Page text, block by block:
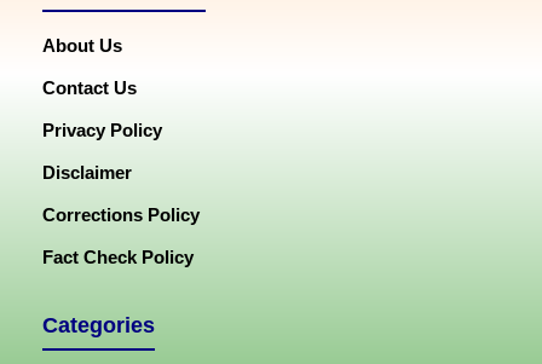
About Us
Contact Us
Privacy Policy
Disclaimer
Corrections Policy
Fact Check Policy
Categories